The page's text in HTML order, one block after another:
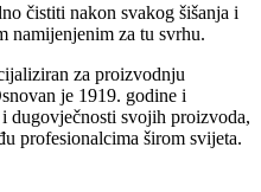
čistiti nakon svakog šišanja i
namijenjenim za tu svrhu.
za proizvodnju
je 1919. godine i
dugovječnosti svojih proizvoda,
profesionalcima širom svijeta.